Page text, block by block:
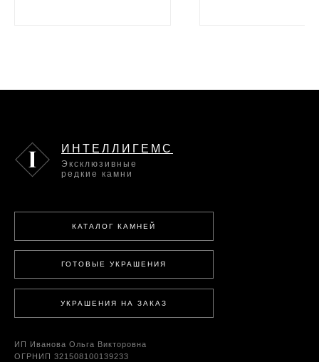
КАТАЛОГ КАМНЕЙ
УКРАШЕНИЯ НА ЗАКАЗ
ГОТОВЫЕ УКРАШЕНИЯ
Эксклюзивные
редкие камни
ИНТЕЛЛИГЕМС
ИП Иванова Ольга Викторовна
ОГРНИП 321508100139233